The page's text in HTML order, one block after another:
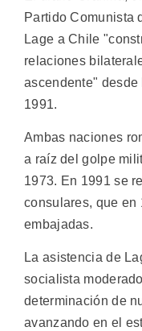
Partido Comunista
Lage a Chile
relaciones
ascendente"
1991.
Ambas naciones
a raíz del golpe
1973. En 1991 se
consulares, que en
embajadas.
La asistencia de
socialista
determinación de
avanzando en el